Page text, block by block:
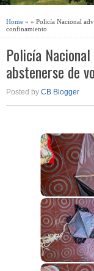
Home » » Policía Nacional
confinamiento
Policía
abstenerse de
Posted by CB Blogger